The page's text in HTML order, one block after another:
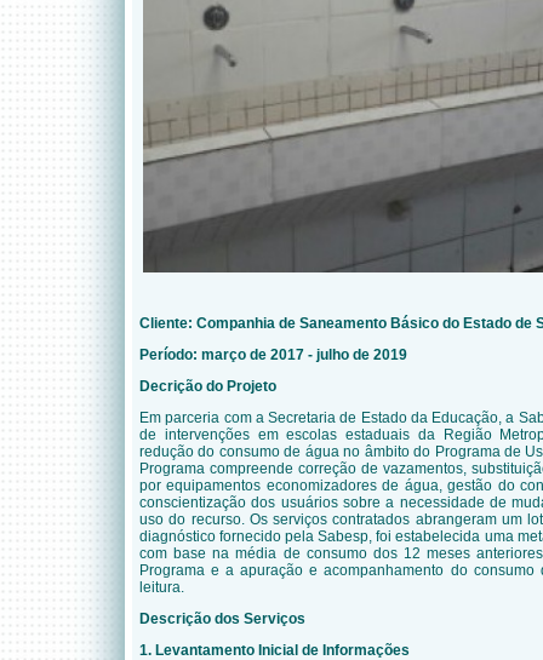
Cliente: Companhia de Saneamento Básico do Estado de
Período: março de 2017 - julho de 2019
Decrição do Projeto
Em parceria com a Secretaria de Estado da Educação, a
de intervenções em escolas estaduais da Região
redução do consumo de água no âmbito do Programa de
Programa compreende correção de vazamentos,
por equipamentos economizadores de água, gestão do
conscientização dos usuários sobre a necessidade de
uso do recurso. Os serviços contratados abrangeram um
diagnóstico fornecido pela Sabesp, foi estabelecida uma
com base na média de consumo dos 12 meses
Programa e a apuração e acompanhamento do
leitura.
Descrição dos Serviços
1. Levantamento Inicial de Informações